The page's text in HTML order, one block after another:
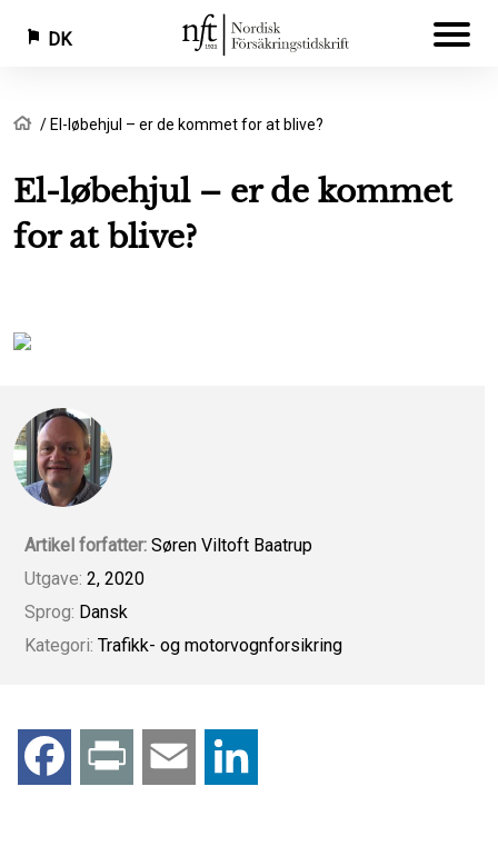
Gå
hovedindhold
DK
Brødkrumme
Hjem
El-løbehjul – er de kommet for at blive?
El-løbehjul – er de kommet
for at blive?
Artikel forfatter: Søren Viltoft Baatrup
Utgave: 2, 2020
Sprog: Dansk
Kategori: Trafikk- og motorvognforsikring